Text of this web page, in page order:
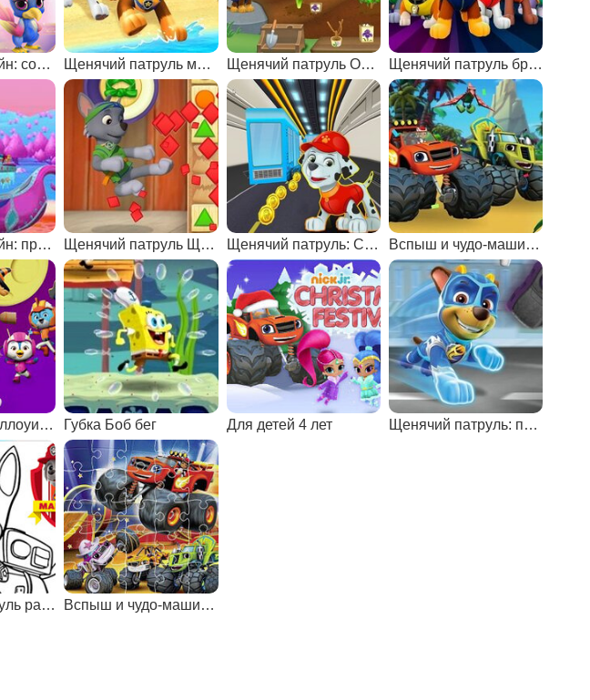
Шиммер и Шайн: создай джина Щенячий патруль морской патруль Щенячий патруль Операция спасение сада Щенячий патруль бродилки
Шиммер и Шайн: приключения на водопаде Щенячий патруль Щен-Фу Щенячий патруль: Сабвей Серф Вспыш и чудо-машинки: Долина динозавров
Веселье на Хэллоуин с мультяшками Никелодеона Губка Боб бег Для детей 4 лет Щенячий патруль: поймай робота
Щенячий патруль раскраска Вспыш и чудо-машинки: коллекция пазлов